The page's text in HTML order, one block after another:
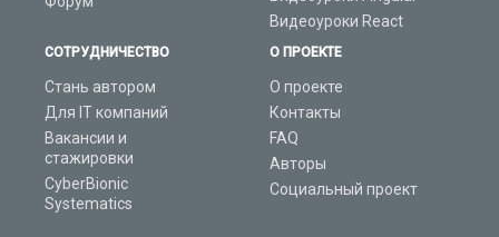
Видеоуроки React
СОТРУДНИЧЕСТВО
Стань автором
Для IT компаний
Вакансии и
стажировки
CyberBionic
Systematics
О ПРОЕКТЕ
О проекте
Контакты
FAQ
Авторы
Социальный проект